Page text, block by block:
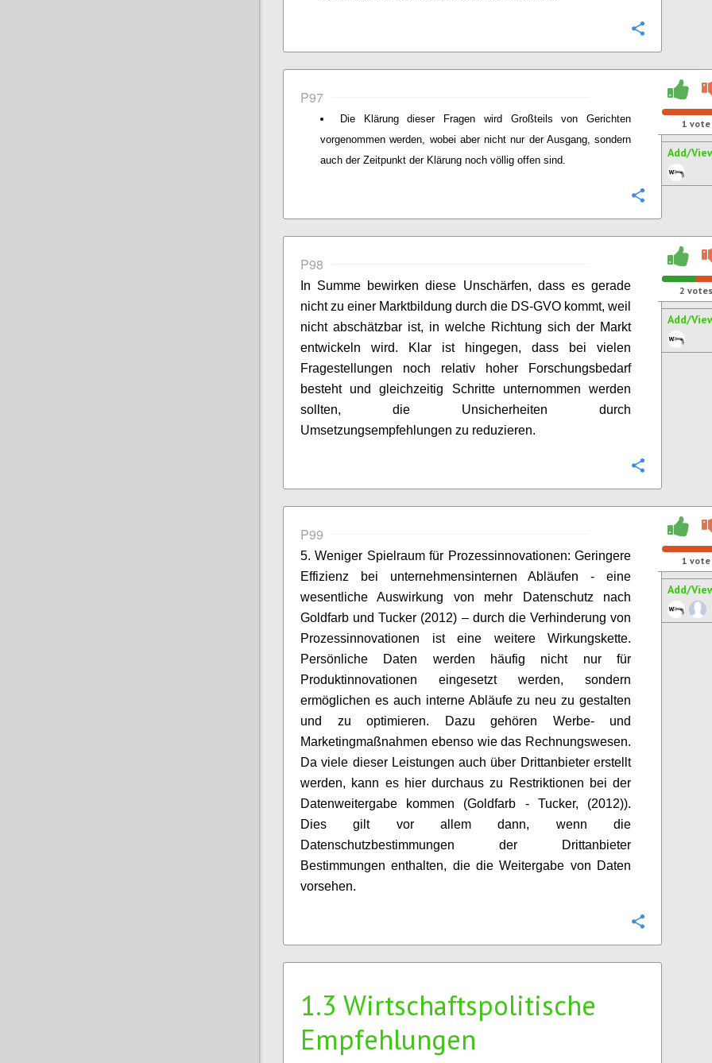
P97
Die Klärung dieser Fragen wird Großteils von Gerichten
vorgenommen werden, wobei aber nicht nur der Ausgang, sondern
auch der Zeitpunkt der Klärung noch völlig offen sind.
1 vote
Add/
P98
In Summe bewirken diese Unschärfen, dass es gerade
nicht zu einer Marktbildung durch die DS-GVO kommt, weil
nicht abschätzbar ist, in welche Richtung sich der Markt
entwickeln wird. Klar ist hingegen, dass bei vielen
Fragestellungen noch relativ hoher Forschungsbedarf
besteht und gleichzeitig Schritte unternommen werden
sollten, die Unsicherheiten durch
Umsetzungsempfehlungen zu reduzieren.
2 votes
Add/
P99
5. Weniger Spielraum für Prozessinnovationen: Geringere
Effizienz bei unternehmensinternen Abläufen - eine
wesentliche Auswirkung von mehr Datenschutz nach
Goldfarb und Tucker (2012) – durch die Verhinderung von
Prozessinnovationen ist eine weitere Wirkungskette.
Persönliche Daten werden häufig nicht nur für
Produktinnovationen eingesetzt werden, sondern
ermöglichen es auch interne Abläufe zu neu zu gestalten
und zu optimieren. Dazu gehören Werbe- und
Marketingmaßnahmen ebenso wie das Rechnungswesen.
Da viele dieser Leistungen auch über Drittanbieter erstellt
werden, kann es hier durchaus zu Restriktionen bei der
Datenweitergabe kommen (Goldfarb - Tucker, (2012)).
Dies gilt vor allem dann, wenn die
Datenschutzbestimmungen der Drittanbieter
Bestimmungen enthalten, die die Weitergabe von Daten
vorsehen.
1 vote
Add/
1.3 Wirtschaftspolitische
Empfehlungen